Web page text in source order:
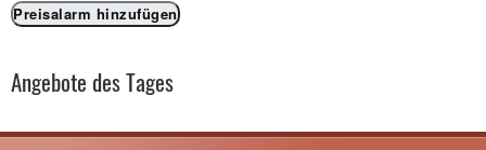
Preisalarm hinzufügen
Angebote des Tages